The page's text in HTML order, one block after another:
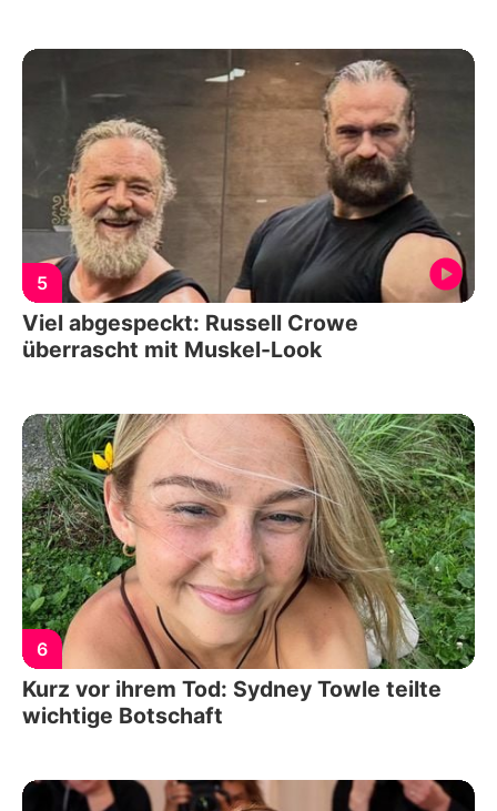
5
Viel abgespeckt: Russell Crowe
überrascht mit Muskel-Look
6
Kurz vor ihrem Tod: Sydney Towle teilte
wichtige Botschaft